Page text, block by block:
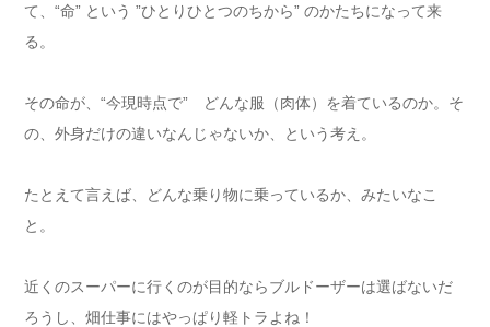
て、“命” という ”ひとりひとつのちから” のかたちになって来
る。
その命が、“今現時点で” どんな服（肉体）を着ているのか。そ
の、外身だけの違いなんじゃないか、という考え。
たとえて言えば、どんな乗り物に乗っているか、みたいなこ
と。
近くのスーパーに行くのが目的ならブルドーザーは選ばないだ
ろうし、畑仕事にはやっぱり軽トラよね！